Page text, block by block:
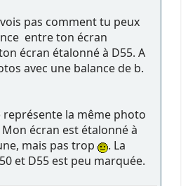
pas comment tu peux
entre ton écran
écran étalonné à D55. A
avec une balance de b.
représente la même photo
Mon écran est étalonné à
mais pas trop
. La
et D55 est peu marquée.